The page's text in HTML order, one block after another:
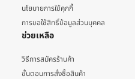
นโยบายการใช้คุกกี้
การขอใช้สิทธิ์ข้อมูลส่วนบุคคล
ช่วยเหลือ
วิธีการสมัครร้านค้า
ขั้นตอนการสั่งซื้อสินค้า